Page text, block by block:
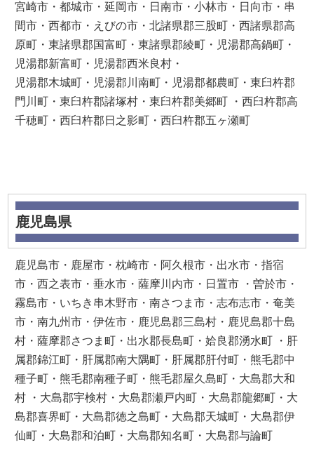
宮崎市・都城市・延岡市・日南市・小林市・日向市・串
間市・西都市・えびの市・北諸県郡三股町・西諸県郡高
原町・東諸県郡国富町・東諸県郡綾町・児湯郡高鍋町・
児湯郡新富町・児湯郡西米良村・
児湯郡木城町・児湯郡川南町・児湯郡都農町・東臼杵郡
門川町・東臼杵郡諸塚村・東臼杵郡美郷町 ・西臼杵郡高
千穂町・西臼杵郡日之影町・西臼杵郡五ヶ瀬町
鹿児島県
鹿児島市・鹿屋市・枕崎市・阿久根市・出水市・指宿
市・西之表市・垂水市・薩摩川内市・日置市 ・曽於市・
霧島市・いちき串木野市・南さつま市・志布志市・奄美
市・南九州市・伊佐市・鹿児島郡三島村・鹿児島郡十島
村・薩摩郡さつま町・出水郡長島町・姶良郡湧水町 ・肝
属郡錦江町・肝属郡南大隅町・肝属郡肝付町・熊毛郡中
種子町・熊毛郡南種子町・熊毛郡屋久島町・大島郡大和
村 ・大島郡宇検村・大島郡瀬戸内町・大島郡龍郷町・大
島郡喜界町・大島郡徳之島町・大島郡天城町・大島郡伊
仙町・大島郡和泊町・大島郡知名町・大島郡与論町